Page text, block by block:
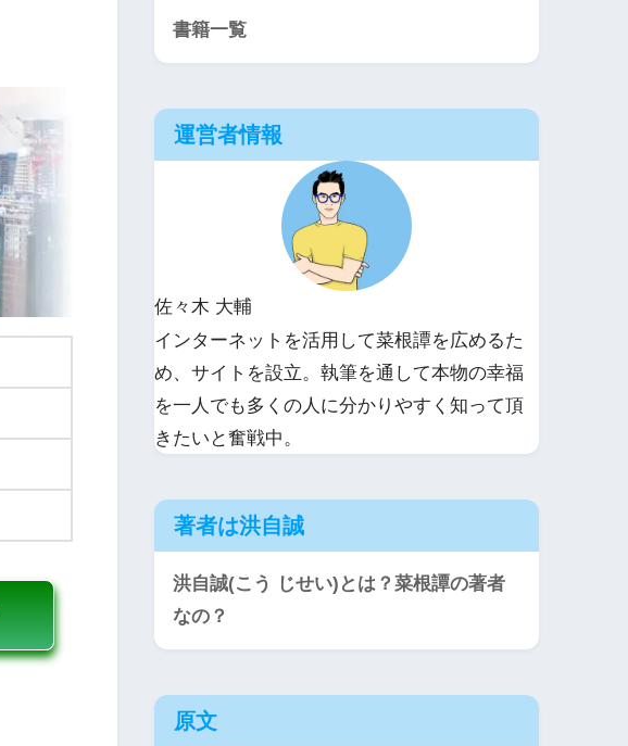
書籍一覧
運営者情報
佐々木 大輔
インターネットを活用して菜根譚を広めるた
め、サイトを設立。執筆を通して本物の幸福
を一人でも多くの人に分かりやすく知って頂
きたいと奮戦中。
著者は洪自誠
洪自誠(こう じせい)とは？菜根譚の著者
なの？
原文